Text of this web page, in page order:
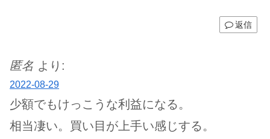
返信
匿名 より:
2022-08-29
少額でもけっこうな利益になる。
相当凄い。買い目が上手い感じする。